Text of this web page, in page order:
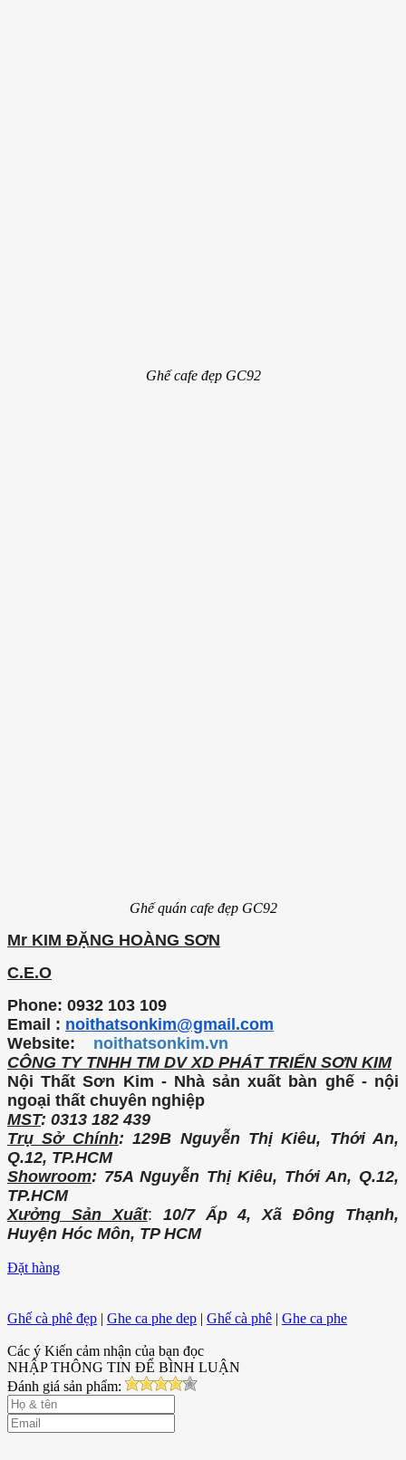
Ghế cafe đẹp GC92
Ghế quán cafe đẹp GC92
Mr KIM ĐẶNG HOÀNG SƠN
C.E.O
Phone: 0932 103 109
Email : noithatsonkim@gmail.com
Website: noithatsonkim.vn
CÔNG TY TNHH TM DV XD PHÁT TRIỂN SƠN KIM
Nội Thất Sơn Kim - Nhà sản xuất bàn ghế - nội
ngoại thất chuyên nghiệp
MST: 0313 182 439
Trụ Sở Chính: 129B Nguyễn Thị Kiêu, Thới An,
Q.12, TP.HCM
Showroom: 75A Nguyễn Thị Kiêu, Thới An, Q.12,
TP.HCM
Xưởng Sản Xuất: 10/7 Ấp 4, Xã Đông Thạnh,
Huyện Hóc Môn, TP HCM
Đặt hàng
Ghế cà phê đẹp | Ghe ca phe dep | Ghế cà phê | Ghe ca phe
Các ý Kiến cảm nhận của bạn đọc
NHẬP THÔNG TIN ĐỂ BÌNH LUẬN
Đánh giá sản phẩm: